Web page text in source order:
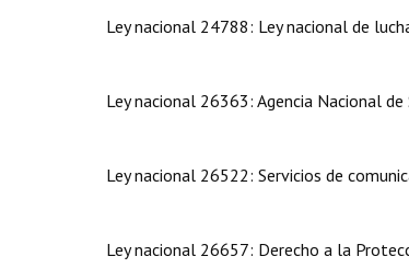
Ley nacional 24788: Ley nacional de
Ley nacional 26363: Agencia Nacional de
Ley nacional 26522: Servicios de
Ley nacional 26657: Derecho a la